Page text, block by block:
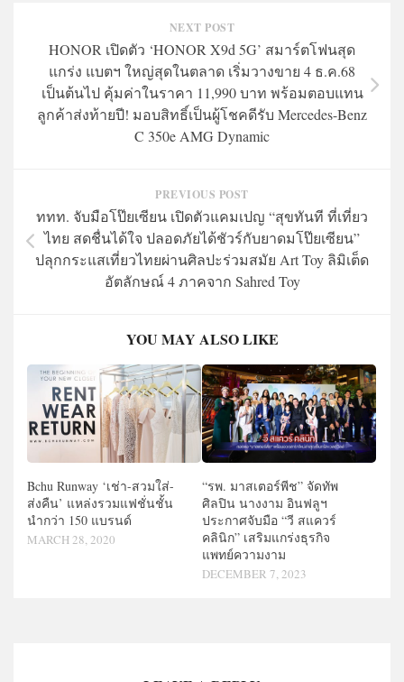
NEXT POST
HONOR เปิดตัว ‘HONOR X9d 5G’ สมาร์ตโฟนสุด
แกร่ง แบตฯ ใหญ่สุดในตลาด เริ่มวางขาย 4 ธ.ค.68
เป็นต้นไป คุ้มค่าในราคา 11,990 บาท พร้อมตอบแทน
ลูกค้าส่งท้ายปี! มอบสิทธิ์เป็นผู้โชคดีรับ Mercedes-Benz
C 350e AMG Dynamic
PREVIOUS POST
ททท. จับมือโป๊ยเซียน เปิดตัวแคมเปญ “สุขทันที ที่เที่ยว
ไทย สดชื่นได้ใจ ปลอดภัยได้ชัวร์กับยาดมโป๊ยเซียน”
ปลุกกระแสเที่ยวไทยผ่านศิลปะร่วมสมัย Art Toy ลิมิเต็ด
อัตลักษณ์ 4 ภาคจาก Sahred Toy
YOU MAY ALSO LIKE
Bchu Runway ‘เช่า-สวมใส่-
ส่งคืน’ แหล่งรวมแฟชั่นชั้น
นำกว่า 150 แบรนด์
MARCH 28, 2020
“รพ. มาสเตอร์พีช” จัดทัพ
ศิลปิน นางงาม อินฟลูฯ
ประกาศจับมือ “วี สแควร์
คลินิก” เสริมแกร่งธุรกิจ
แพทย์ความงาม
DECEMBER 7, 2023